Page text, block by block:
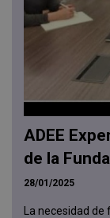
ADEE
de la
28/01/2025
La necesidad de